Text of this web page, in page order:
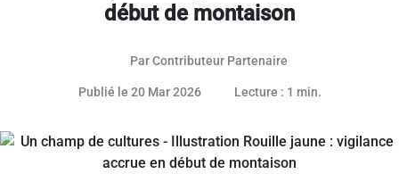
début de montaison
ParContributeur Partenaire
Publié le 20 Mar 202619 mars 2026
Lecture : 1 min.